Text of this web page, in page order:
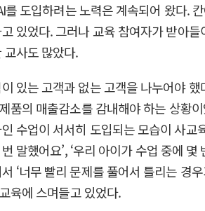
를 도입하려는 노력은 계속되어 왔다
있었다. 그러나 교육 참여자가 받아
사도 많았다.
있는 고객과 없는 고객을 나누어야
품의 매출감소를 감내해야 하는 상황
수업이 서서히 도입되는 모습이 사교
말했어요’, ‘우리 아이가 수업 중에
‘너무 빨리 문제를 풀어서 틀리는 경
육에 스며들고 있었다.